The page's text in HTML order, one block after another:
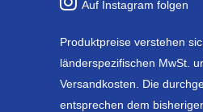
Auf Instagram folgen
Produktpreise verstehen
länderspezifischen MwSt.
Versandkosten. Die
entsprechen dem